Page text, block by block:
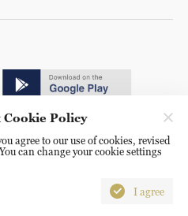
All Rights Reserved. 16A
100040
Policy
agree to our use of cookies, revised
can change your cookie settings
I agree